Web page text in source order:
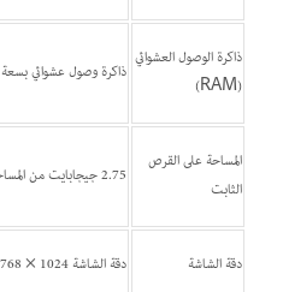
ذاكرة الوصول العشوائي
(RAM)
ذاكرة وصول عشوائي بسعة 2 جيجابايت
المساحة على القرص
الثابت
2.75 جيجابايت من المساحة المتوفرة على القرص الثابت
دقة الشاشة دقة الشاشة 1024 × 768